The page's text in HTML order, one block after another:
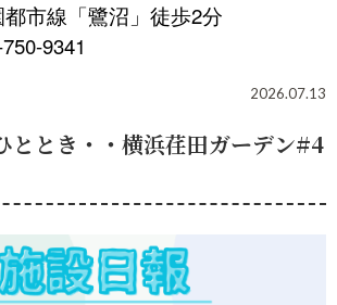
線「鷺沼」徒歩2分
9341
2026.07.13
ととき・・横浜荏田ガーデン#4